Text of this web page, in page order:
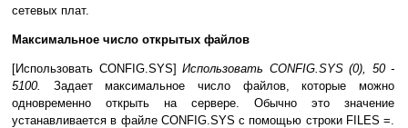
сетевых плат.
Максимальное число открытых файлов
[Использовать CONFIG.SYS] Использовать CONFIG.SYS (0), 50 -
5100.
Задает максимальное число файлов, которые можно
одновременно открыть на сервере. Обычно это значение
устанавливается в файле CONFIG.SYS с помощью строки FILES =.